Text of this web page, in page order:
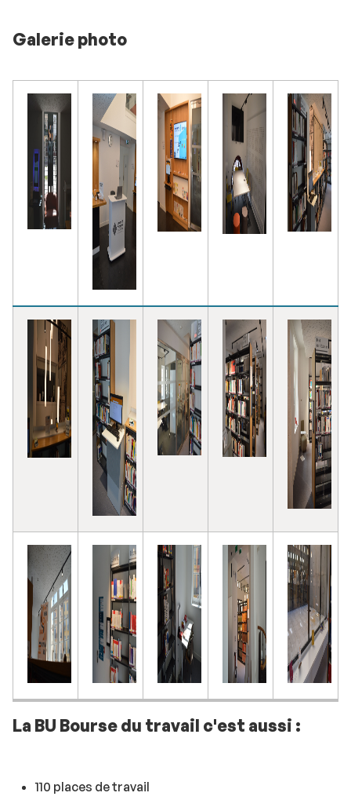
Galerie photo
La BU Bourse du travail c'est aussi :
110 places de travail